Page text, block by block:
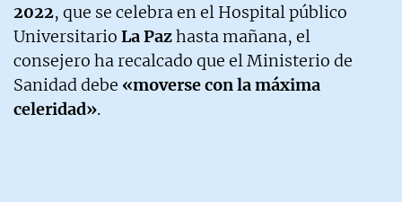
2022, que se celebra en el Hospital público
Universitario La Pazhasta mañana, el
consejero ha recalcado que el Ministerio de
Sanidad debe «moverse con la máxima
celeridad».